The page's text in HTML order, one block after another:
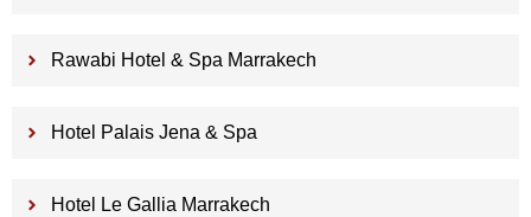
Rawabi Hotel & Spa Marrakech
Hotel Palais Jena & Spa
Hotel Le Gallia Marrakech